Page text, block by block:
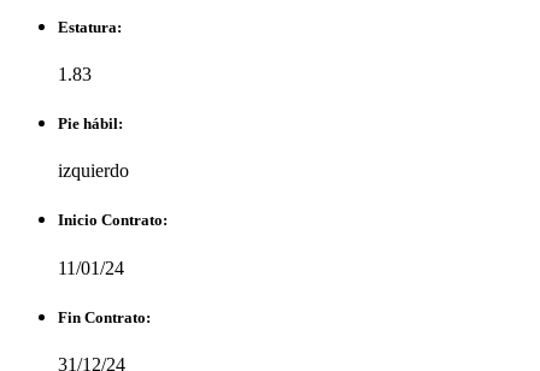
Estatura:
1.83
Pie hábil:
izquierdo
Inicio Contrato:
11/01/24
Fin Contrato:
31/12/24